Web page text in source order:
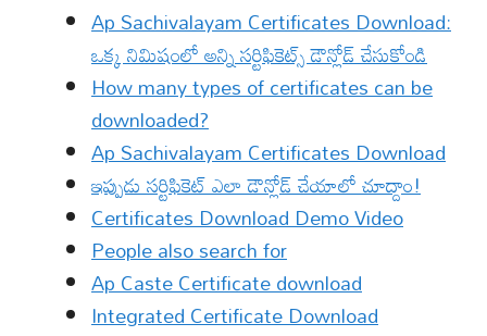
Ap Sachivalayam Certificates Download:
ఒక్క నిమిషంలో అన్ని సర్టిఫికెట్స్ డౌన్లోడ్ చేసుకోండి
How many types of certificates can be
downloaded?
Ap Sachivalayam Certificates Download
ఇప్పుడు సర్టిఫికెట్ ఎలా డౌన్లోడ్ చేయాలో చూద్దాం!
Certificates Download Demo Video
People also search for
Ap Caste Certificate download
Integrated Certificate Download